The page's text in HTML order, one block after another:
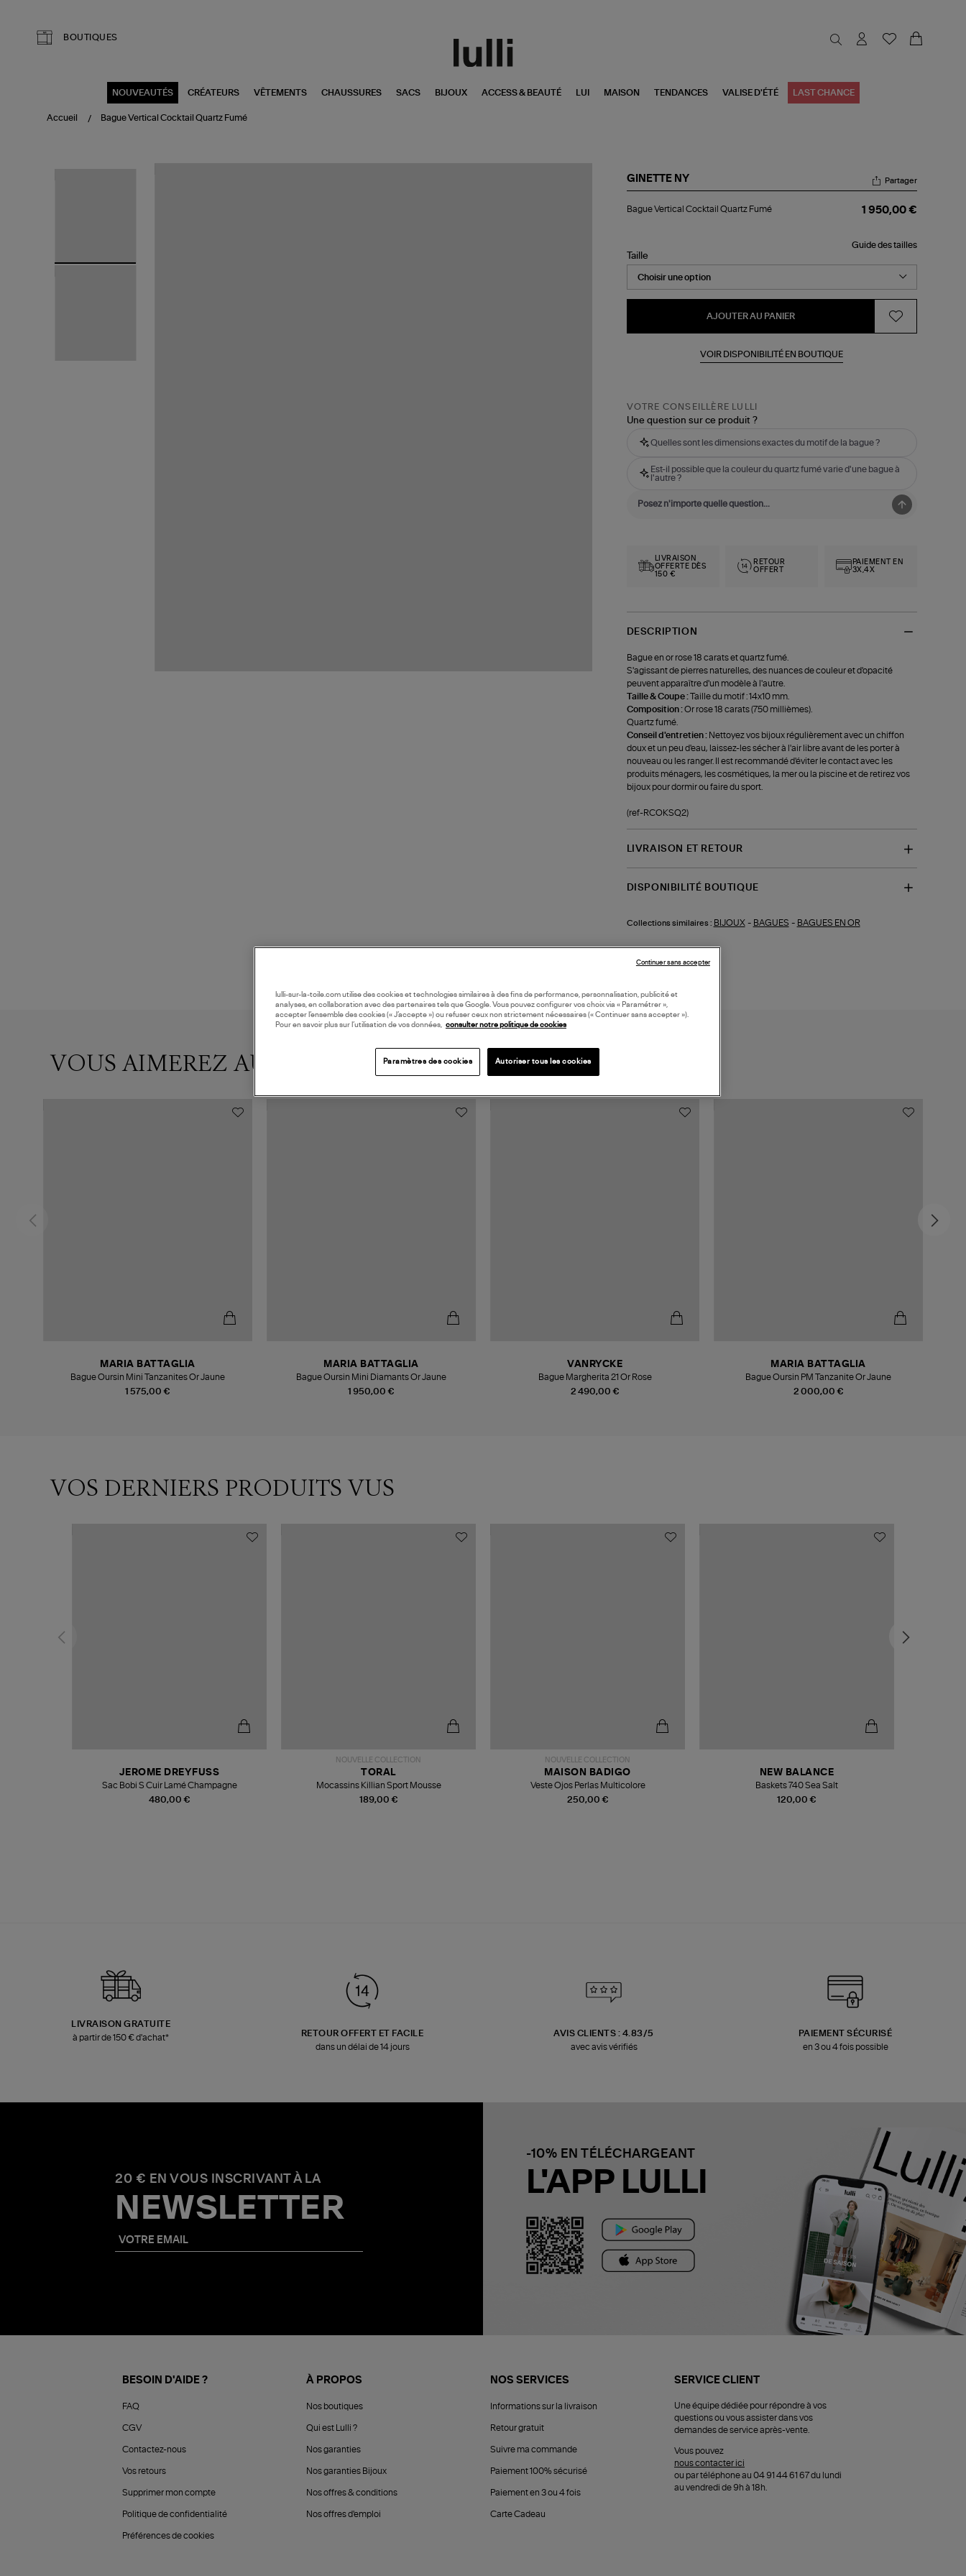
BOUTIQUES
NOUVEAUTÉS CRÉATEURS VÊTEMENTS CHAUSSURES SACS BIJOUX ACCESS & BEAUTÉ LUI MAISON TENDANCES VALISE D'ÉTÉ LAST CHANCE
Accueil Bague Vertical Cocktail Quartz Fumé
GINETTE NY
Vertical
Partager
Bague Vertical Cocktail Quartz Fumé 1 950,00 €
Guide des tailles
Taille
AJOUTER AU PANIER
VOIR DISPONIBILITÉ EN BOUTIQUE
VOTRE CONSEILLÈRE LULLI
Une question sur ce produit ?
Quelles sont les dimensions exactes du motif de la bague ?
Est-il possible que la couleur du quartz fumé varie d'une bague à
l'autre ?
LIVRAISON
OFFERTE DÈS
150 €
RETOUR
OFFERT
PAIEMENT EN
3X,4X
DESCRIPTION
Bague en or rose 18 carats et quartz fumé.
S'agissant de pierres naturelles, des nuances de couleur et d'opacité
peuvent apparaître d'un modèle à l'autre.
Taille & Coupe :
Taille du motif : 14x10 mm.
Composition :Or rose 18 carats (750 millièmes).
Quartz fumé.
Conseil d'entretien : Nettoyez vos bijoux régulièrement avec un chiffon
doux et un peu d'eau, laissez-les sécher à l'air libre avant de les porter à
nouveau ou les ranger. Il est recommandé d'éviter le contact avec les
produits ménagers, les cosmétiques, la mer ou la piscine et de retirez vos
bijoux pour dormir ou faire du sport.
(ref-RCOKSQ2)
LIVRAISON ET RETOUR
DISPONIBILITÉ BOUTIQUE
Collections similaires : BIJOUX- BAGUES - BAGUES EN OR
VOUS AIMEREZ AUSSI
1 575,00 €
MARIA BATTAGLIA
Bague Oursin Mini Tanzanites Or Jaune
1 950,00 €
MARIA BATTAGLIA
Bague Oursin Mini Diamants Or Jaune
2 490,00 €
VANRYCKE
Bague Margherita 21 Or Rose
2 000,00 €
MARIA BATTAGLIA
Bague Oursin PM Tanzanite Or Jaune
VOS DERNIERS PRODUITS VUS
480,00 €
JEROME DREYFUSS
Sac Bobi S Cuir Lamé Champagne
NOUVELLE COLLECTION
189,00 €
TORAL
Mocassins Killian Sport Mousse
NOUVELLE COLLECTION
250,00 €
MAISON BADIGO
Veste Ojos Perlas Multicolore
120,00 €
NEW BALANCE
Baskets 740 Sea Salt
LIVRAISON GRATUITE
à partir de 150 € d'achat*
RETOUR OFFERT ET FACILE
dans un délai de 14 jours
AVIS CLIENTS : 4.83/5
avec avis vérifiés
PAIEMENT SÉCURISÉ
en 3 ou 4 fois possible
20 € EN VOUS INSCRIVANT À LA
NEWSLETTER
-10% EN TÉLÉCHARGEANT
L'APP LULLI
BESOIN D'AIDE ?
FAQ
CGV
Contactez-nous
Vos retours
Supprimer mon compte
Politique de confidentialité
Préférences de cookies
À PROPOS
Nos boutiques
Qui est Lulli ?
Nos garanties
Nos garanties Bijoux
Nos offres & conditions
Nos offres d'emploi
NOS SERVICES
Informations sur la livraison
Retour gratuit
Suivre ma commande
Paiement 100% sécurisé
Paiement en 3 ou 4 fois
Carte Cadeau
SERVICE CLIENT
Une équipe dédiée pour répondre à vos
questions ou vous assister dans vos
demandes de service après-vente.
Vous pouvez
nous contacter ici
ou par téléphone au 04 91 44 61 67 du lundi
au vendredi de 9h à 18h.
lulli-sur-la-toile.com utilise des cookies et technologies similaires à des fins de performance, personnalisation, publicité et
analyses, en collaboration avec des partenaires tels que Google. Vous pouvez configurer vos choix via « Paramétrer »,
accepter l’ensemble des cookies (« J’accepte ») ou refuser ceux non strictement nécessaires (« Continuer sans accepter »).
Pour en savoir plus sur l’utilisation de vos données, consulter notre politique de cookies
Paramètres des cookies Autoriser tous les cookies
Continuer sans accepter